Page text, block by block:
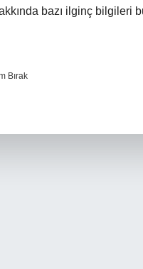
bazı ilginç
Bırak